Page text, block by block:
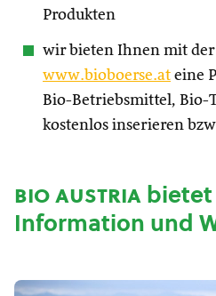
Produkten
wir bieten Ihnen mit der
www.bioboerse.at eine
Bio-Betriebsmittel, Bio-
kostenlos inserieren
bio austriabietet
Information und